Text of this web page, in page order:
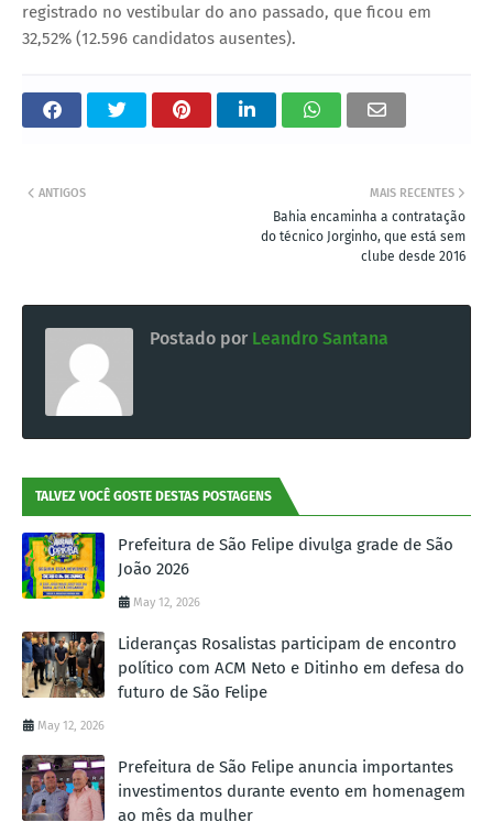
registrado no vestibular do ano passado, que ficou em
32,52% (12.596 candidatos ausentes).
MAIS RECENTES
Bahia encaminha a contratação
do técnico Jorginho, que está sem
clube desde 2016
ANTIGOS
Postado por Leandro Santana
TALVEZ VOCÊ GOSTE DESTAS POSTAGENS
Prefeitura de São Felipe divulga grade de São
João 2026
May 12, 2026
Lideranças Rosalistas participam de encontro
político com ACM Neto e Ditinho em defesa do
futuro de São Felipe
May 12, 2026
Prefeitura de São Felipe anuncia importantes
investimentos durante evento em homenagem
ao mês da mulher